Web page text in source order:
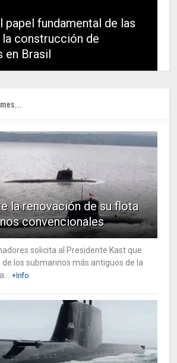
papel fundamental de las
la construcción de
en Brasil
la renovación de su flota
convencionales
solicita al Presidente Kast que
los submarinos más antiguos de la
+Info